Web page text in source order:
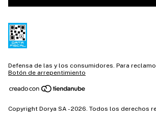
Defensa de las y los consumidores. Para
Botón de arrepentimiento
Copyright Dorya SA - 2026. Todos los derechos